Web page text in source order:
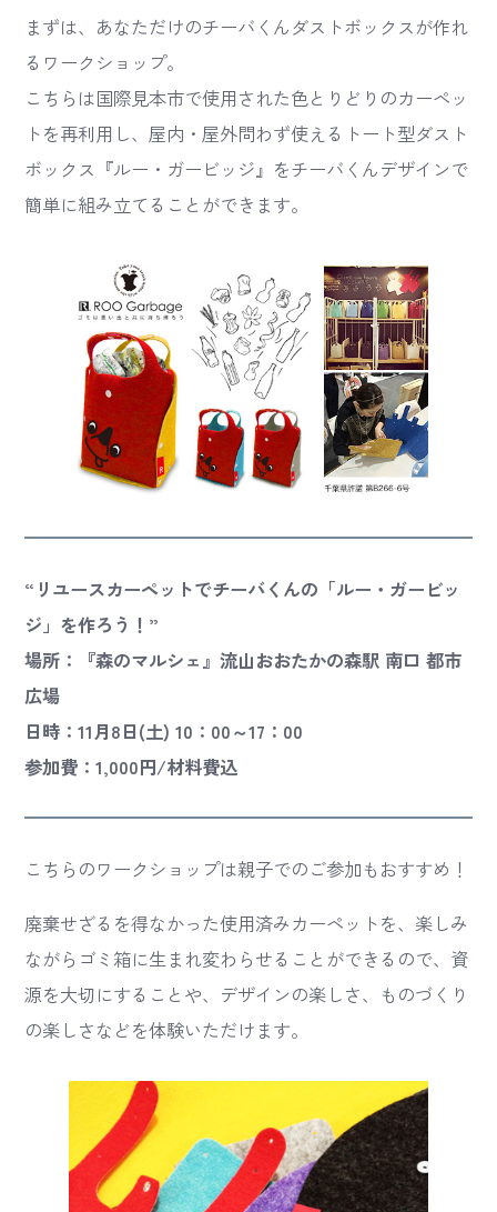
まずは、あなただけのチーバくんダストボックスが作れ
るワークショップ。
こちらは国際見本市で使用された色とりどりのカーペッ
トを再利用し、屋内・屋外問わず使えるトート型ダスト
ボックス『ルー・ガービッジ』をチーバくんデザインで
簡単に組み立てることができます。
“リユースカーペットでチーバくんの「ルー・ガービッ
ジ」を作ろう！”
場所：『森のマルシェ』流山おおたかの森駅 南口 都市
広場
日時：11月8日(土) 10：00～17：00
参加費：1,000円/材料費込
こちらのワークショップは親子でのご参加もおすすめ！
廃棄せざるを得なかった使用済みカーペットを、楽しみ
ながらゴミ箱に生まれ変わらせることができるので、資
源を大切にすることや、デザインの楽しさ、ものづくり
の楽しさなどを体験いただけます。